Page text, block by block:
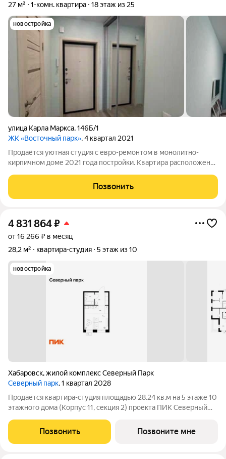
27 м² 1-комн. квартира 18 этаж из 25
новостройка
улица Карла Маркса,146Б/1
ЖК «Восточный парк», 4 квартал 2021
Продаётся уютная студия с евро-ремонтом в монолитно-
кирпичном доме 2021 года постройки. Квартира расположена
делался для себя: выполнен из качественных материалов,
квартира полностью
Позвонить
4 831 864₽
от 16 266 ₽ в месяц
28,2 м²
квартира-студия 5 этаж из 10
новостройка
Хабаровск,жилой комплекс Северный Парк
Северный парк, 1 квартал 2028
Продаётся квартира-студия площадью 28.24 кв.м на 5 этаже 10
этажного дома (Корпус 11, секция 2) проекта ПИК Северный
функциональная планировка, большие окна. «Северный парк»
жилой квартал в развитом
Позвонить Позвоните мне